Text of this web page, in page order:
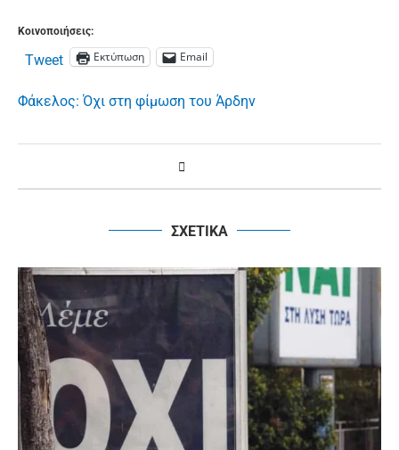
Κοινοποιήσεις:
Tweet Εκτύπωση Email
Φάκελος: Όχι στη φίμωση του Άρδην
ΣΧΕΤΙΚΑ